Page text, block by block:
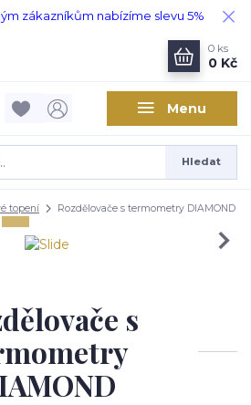
zákazníkům nabízíme slevu 5%
Menu
Hledat
0 ks
0 Kč
topení Rozdělovače s termometry DIAMOND
s